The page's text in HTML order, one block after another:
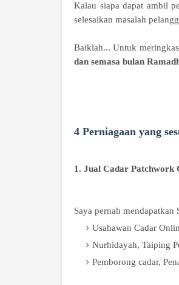
Kalau siapa dapat ambil
selesaikan masalah
Baiklah... Untuk
dan semasa bulan
4 Perniagaan yang
1. Jual Cadar Patchwork
Saya pernah
Usahawan Cadar
Nurhidayah, Taiping
Pemborong cadar,